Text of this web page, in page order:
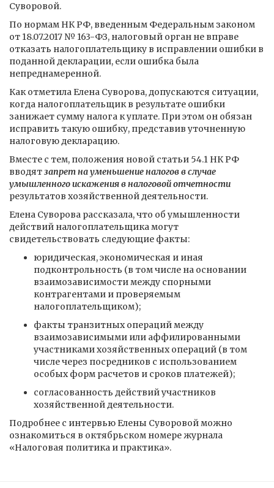
Суворовой.
По нормам НК РФ, введенным Федеральным законом
от 18.07.2017 № 163-ФЗ, налоговый орган не вправе
отказать налогоплательщику в исправлении ошибки в
поданной декларации, если ошибка была
непреднамеренной.
Как отметила Елена Суворова, допускаются ситуации,
когда налогоплательщик в результате ошибки
занижает сумму налога к уплате. При этом он обязан
исправить такую ошибку, представив уточненную
налоговую декларацию.
Вместе с тем, положения новой статьи 54.1 НК РФ
вводятзапрет на уменьшение налогов в случае
умышленного искажения в налоговой отчетности
результатов хозяйственной деятельности.
Елена Суворова рассказала, что об умышленности
действий налогоплательщика могут
свидетельствовать следующие факты:
юридическая, экономическая и иная
подконтрольность (в том числе на основании
взаимозависимости между спорными
контрагентами и проверяемым
налогоплательщиком);
факты транзитных операций между
взаимозависимыми или аффилированными
участниками хозяйственных операций (в том
числе через посредников с использованием
особых форм расчетов и сроков платежей);
согласованность действий участников
хозяйственной деятельности.
Подробнее с интервью Елены Суворовой можно
ознакомиться в октябрьском номере журнала
«Налоговая политика и практика».